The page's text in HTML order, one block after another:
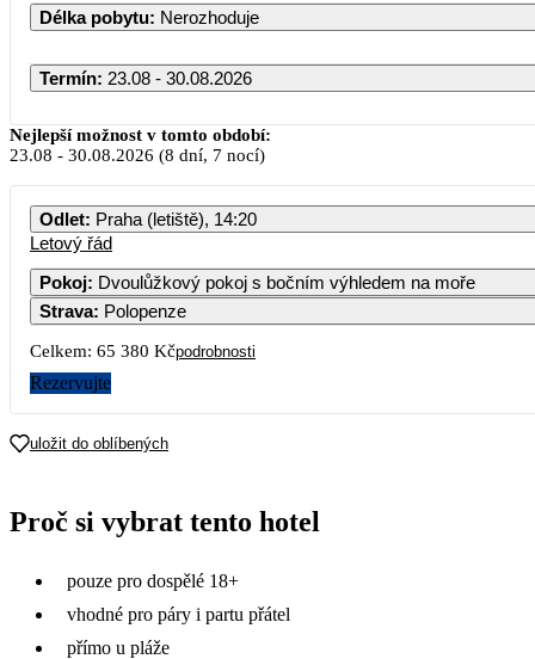
Délka pobytu: Nerozhoduje
Termín: 23.08 - 30.08.2026
Srpen 2026
PO ÚT ST ČT PÁ SO
Nejlepší možnost v tomto období:
23.08 - 30.08.2026 (8 dní, 7 nocí)
Odlet: Praha (letiště), 14:20
Letový řád
Pokoj: Dvoulůžkový pokoj s bočním výhledem na moře
Strava: Polopenze
Celkem: 65 380 Kčpodrobnosti
Rezervujte
uložit do oblíbených
Proč si vybrat tento hotel
pouze pro dospělé 18+
vhodné pro páry i partu přátel
přímo u pláže